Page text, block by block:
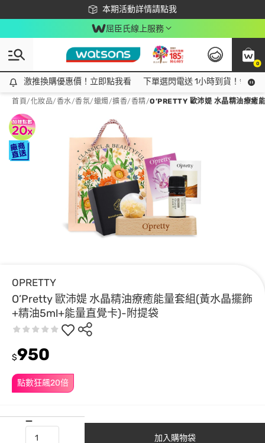
本期活動詳情請點我
下載app最高回饋$350
屈臣氏線上服務
0
激推換購優惠價！立即點我看
激推換購優惠價！立即點我看 下單選閃電送 1小時到貨！領神
首頁/化妝品/香水/香氛/蠟燭/擴香/香精/O’PRETTY 歐沛媞 水晶精油療癒
OPRETTY
O’Pretty 歐沛媞 水晶精油療癒能量套組(黃水晶擺飾
+精油5ml+能量直覺卡)-附提袋
點數狂飆20倍
$950
加入購物袋